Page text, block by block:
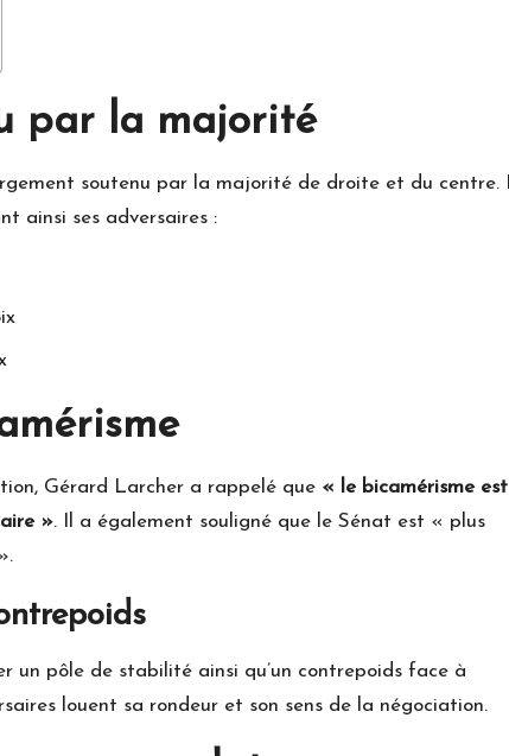
par la majorité
soutenu par la majorité de droite et du centre. Il
ainsi ses adversaires :
Gérard Larcher a rappelé que « le bicamérisme est
». Il a également souligné que le Sénat est « plus
un pôle de stabilité ainsi qu’un contrepoids face à
louent sa rondeur et son sens de la négociation.